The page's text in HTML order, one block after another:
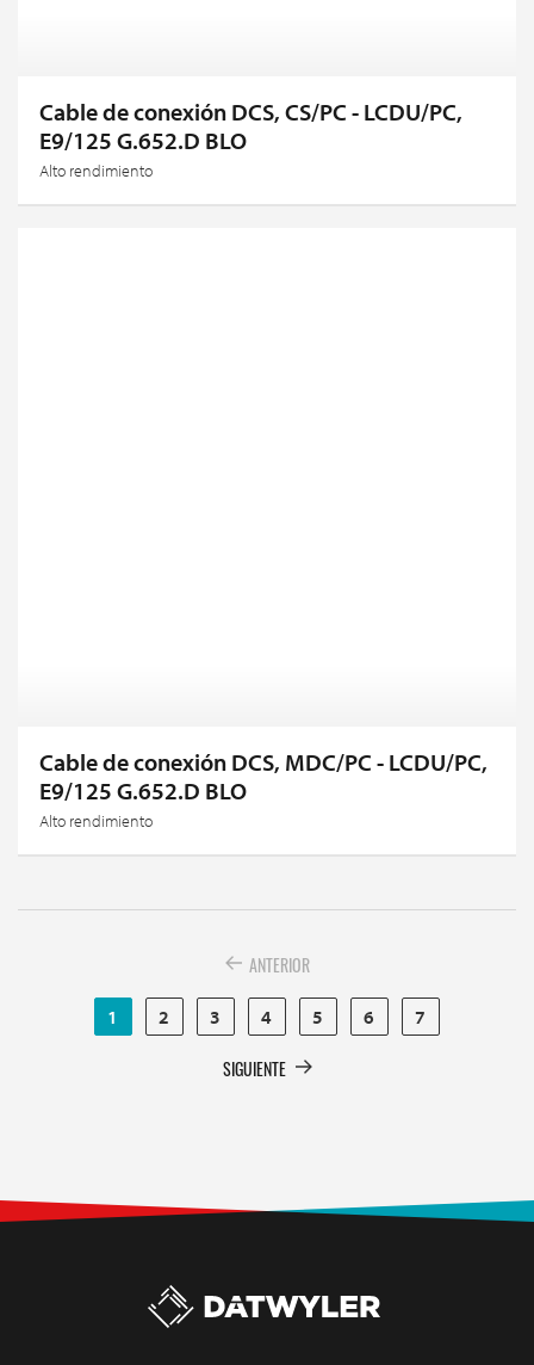
Cable de conexión DCS, CS/PC - LCDU/PC,
E9/125 G.652.D BLO
Alto rendimiento
Cable de conexión DCS, MDC/PC - LCDU/PC,
E9/125 G.652.D BLO
Alto rendimiento
ANTERIOR
1 2 3 4 5 6 7
SIGUIENTE